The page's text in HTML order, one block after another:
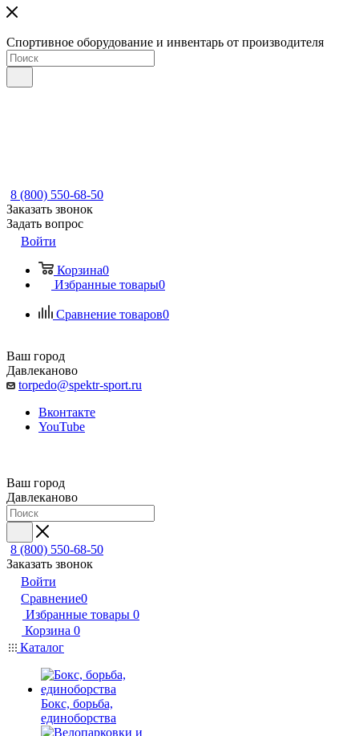
Спортивное оборудование и инвентарь от производителя
8 (800) 550-68-50
Заказать звонок
Задать вопрос
Войти
Корзина0
Избранные товары0
Сравнение товаров0
Ваш город
Давлеканово
torpedo@spektr-sport.ru
Вконтакте
YouTube
Ваш город
Давлеканово
8 (800) 550-68-50
Заказать звонок
Войти
Сравнение0
Избранные товары 0
Корзина 0
Каталог
Бокс, борьба,
единоборства